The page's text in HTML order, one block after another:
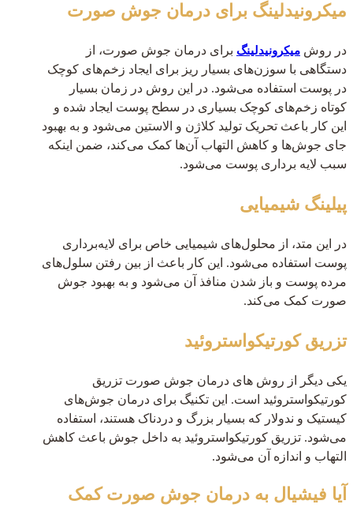
میکرونیدلینگ برای درمان جوش صورت
در روش میکرونیدلینگ برای درمان جوش صورت، از
دستگاهی با سوزن‌های بسیار ریز برای ایجاد زخم‌های کوچک
در پوست استفاده می‌شود. در این روش در زمان بسیار
کوتاه زخم‌های کوچک بسیاری در سطح پوست ایجاد شده و
این کار باعث تحریک تولید کلاژن و الاستین می‌شود و به بهبود
جای جوش‌ها و کاهش التهاب آن‌ها کمک می‌کند، ضمن اینکه
سبب لایه برداری پوست می‌شود.
پیلینگ شیمیایی
در این متد، از محلول‌های شیمیایی خاص برای لایه‌برداری
پوست استفاده می‌شود. این کار باعث از بین رفتن سلول‌های
مرده پوست و باز شدن منافذ آن می‌شود و به بهبود جوش
صورت کمک می‌کند.
تزریق کورتیکواستروئید
یکی دیگر از روش های درمان جوش صورت تزریق
کورتیکواستروئید است. این تکنیگ برای درمان جوش‌های
کیستیک و ندولار که بسیار بزرگ و دردناک هستند، استفاده
می‌شود. تزریق کورتیکواستروئید به داخل جوش باعث کاهش
التهاب و اندازه آن می‌شود.
آیا فیشیال به درمان جوش صورت کمک